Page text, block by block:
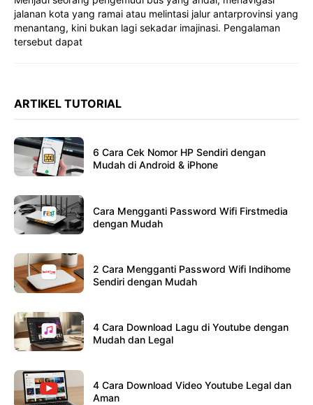
jalanan kota yang ramai atau melintasi jalur antarprovinsi yang
menantang, kini bukan lagi sekadar imajinasi. Pengalaman
tersebut dapat
ARTIKEL TUTORIAL
6 Cara Cek Nomor HP Sendiri dengan
Mudah di Android & iPhone
Cara Mengganti Password Wifi Firstmedia
dengan Mudah
2 Cara Mengganti Password Wifi Indihome
Sendiri dengan Mudah
4 Cara Download Lagu di Youtube dengan
Mudah dan Legal
4 Cara Download Video Youtube Legal dan
Aman